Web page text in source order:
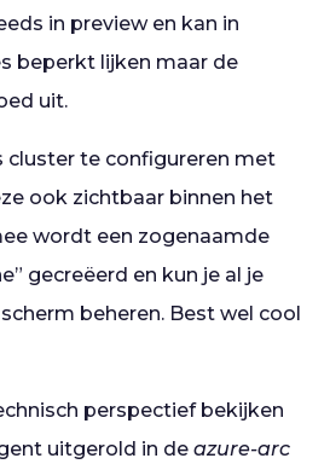
in preview en kan in
beperkt lijken maar de
uit.
cluster te configureren met
ook zichtbaar binnen het
wordt een zogenaamde
gecreëerd en kun je al je
beheren. Best wel cool
perspectief bekijken
uitgerold in de azure-arc